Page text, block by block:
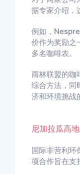
据专家介绍，
例如，
价作为奖励之
多名咖啡农。
雨林联盟的咖
综合方法，同
济和环境挑战
尼加拉瓜高
国际非营利环
项合作旨在支